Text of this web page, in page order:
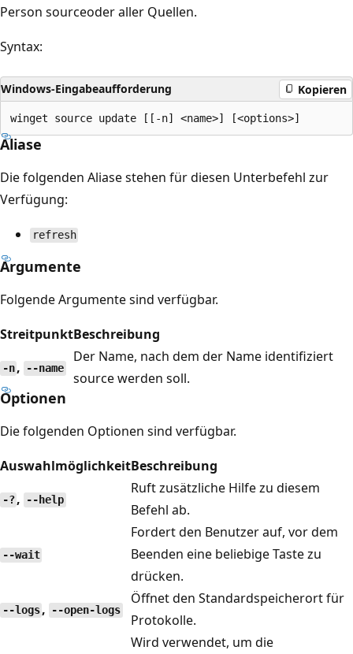
Person sourceoder aller Quellen.
Syntax:
Windows-Eingabeaufforderung Kopieren
Aliase
Die folgenden Aliase stehen für diesen Unterbefehl zur
Verfügung:
refresh
Argumente
Folgende Argumente sind verfügbar.
StreitpunktBeschreibung
-n , --name
Der Name, nach dem der Name identifiziert
source werden soll.
Optionen
Die folgenden Optionen sind verfügbar.
AuswahlmöglichkeitBeschreibung
-? , --help
Ruft zusätzliche Hilfe zu diesem
Befehl ab.
--wait
Fordert den Benutzer auf, vor dem
Beenden eine beliebige Taste zu
drücken.
--logs , --open-logs
Öffnet den Standardspeicherort für
Protokolle.
Wird verwendet, um die